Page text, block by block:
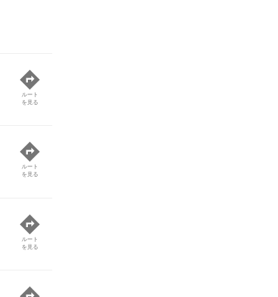
ルート
を見る
ルート
を見る
ルート
を見る